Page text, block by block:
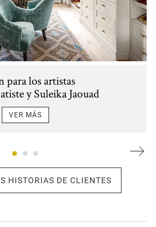
para los artistas
y Suleika Jaouad
VER MÁS
HISTORIAS DE CLIENTES